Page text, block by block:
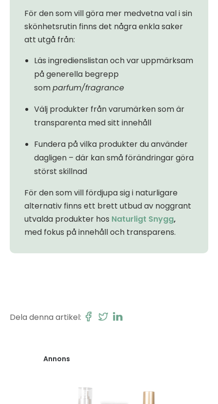
För den som vill göra mer medvetna val i sin
skönhetsrutin finns det några enkla saker
att utgå från:
Läs ingredienslistan och var uppmärksam
på generella begrepp
somparfum/fragrance
Välj produkter från varumärken som är
transparenta med sitt innehåll
Fundera på vilka produkter du använder
dagligen – där kan små förändringar göra
störst skillnad
För den som vill fördjupa sig i naturligare
alternativ finns ett brett utbud av noggrant
utvalda produkter hos Naturligt Snygg,
med fokus på innehåll och transparens.
Dela denna artikel:
Annons